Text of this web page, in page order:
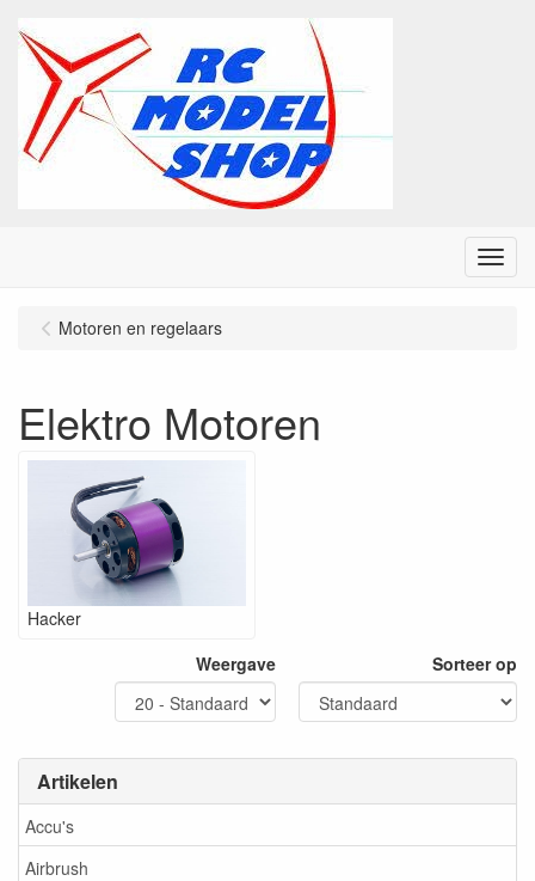
Menu
Artikelen
Accu's
Airbrush
Motoren en regelaars
Elektro Motoren
Hacker
Weergave
Sorteer op